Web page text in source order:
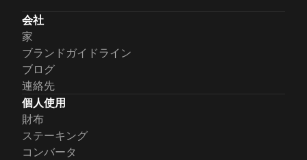
会社
家
ブランドガイドライン
ブログ
連絡先
個人使用
財布
ステーキング
コンバータ